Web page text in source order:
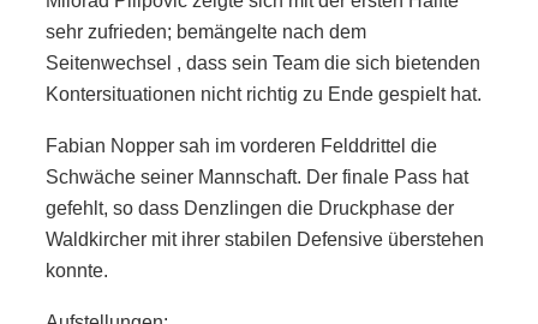
sehr zufrieden; bemängelte nach dem
Seitenwechsel , dass sein Team die sich bietenden
Kontersituationen nicht richtig zu Ende gespielt hat.
Fabian Nopper sah im vorderen Felddrittel die
Schwäche seiner Mannschaft. Der finale Pass hat
gefehlt, so dass Denzlingen die Druckphase der
Waldkircher mit ihrer stabilen Defensive überstehen
konnte.